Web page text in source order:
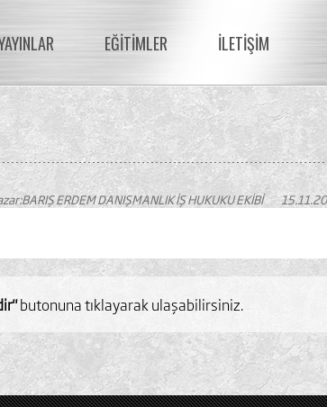
EĞİTİMLER İLETİŞİM
ERDEM DANIŞMANLIK İŞ HUKUKU EKİBİ
butonuna tıklayarak ulaşabilirsiniz.